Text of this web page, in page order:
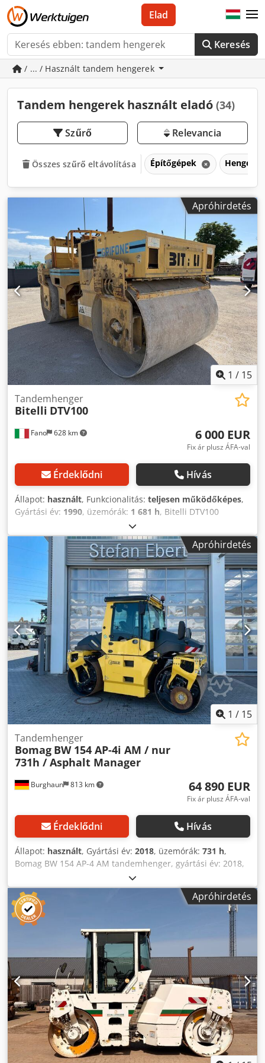
Keresés
Elad
/ ... / Használt tandem hengerek
Tandem hengerek használt eladó (34)
Szűrő Relevancia
Összes szűrő eltávolítása Építőgépek
Apróhirdetés
1 / 15
Fano 628 km
Tandemhenger
Bitelli DTV100
6 000 EUR
Fix ár plusz ÁFA-val
Érdeklődni Hívás
Állapot: használt, Funkcionalitás: teljesen működőképes,
Gyártási év: 1990, üzemórák: 1 681 h, Bitelli DTV100
Grifone tandem henger Üzemi tömeg: 10 000 kg
Motortípus: Deutz BF4L 913 Turbo Kettős meghajtás
Hidrosztatikus rezgés mindkét dobra Tömörítési szélesség:
1 680 mm Dodpfx Afezr E Afe Askr Üzemóra: 1901 Jó
általános állapotban MINDEN MÁRKA JÁRMŰVÉNEK (MAN,
MERCEDES, DAF, RENAULT, VOLVO, SCANIA) BESZÁMÍTÁSÁT
IS MEGVIZSGÁLJUK, AKÁR CIFA, SERMAC, PUTZMEISTER
FELSZERELÉSSEL, ILLETVE FÖLDMUNKAGÉPEK
(CATERPILLAR, FIAT HITACHI, KOMATSU) ESETÉN IS.
Apróhirdetés
1 / 15
Burghaun 813 km
Tandemhenger
Bomag BW 154 AP-4i AM / nur
731h / Asphalt Manager
64 890 EUR
Fix ár plusz ÁFA-val
Érdeklődni Hívás
Állapot: használt, Gyártási év: 2018, üzemórák: 731 h,
Bomag BW 154 AP-4 AM tandemhenger, gyártási év: 2018,
üzemi óra: mindössze 731 óra, motor: Kubota [55,4 kW/75
LE], Asphalt Manager 2, súly: 7300 kg, sima felületű
henger, jó állapotban, azonnal használatra kész, Kérésre
készítünk Önnek lízing- vagy finanszírozási ajánlatot. Mihm
úr (Tel. ) szívesen segít Önnek. További információkat
weboldalunkon talál. A tévedések és az előzetes értékesítés
jogát fenntartjuk! = További információk = Dodpezq Tzyofx
Af Ajkr További információkért forduljon Tobias Ebert-hez.
Apróhirdetés